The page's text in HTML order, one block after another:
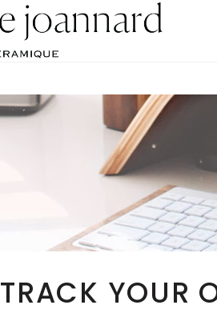
TRACK YOUR